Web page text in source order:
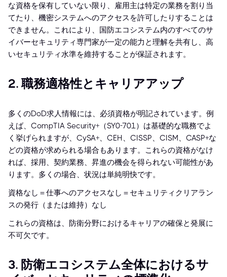
な資格を保有していない限り、雇用主は特定の業務を割り当
てたり、機密システムへのアクセスを許可したりすることは
できません。これにより、国防エコシステム内のすべてのサ
イバーセキュリティ専門家が一定の能力と理解を共有し、高
いセキュリティ水準を維持することが保証されます。
2. 職務適格性とキャリアアップ
多くのDoD求人情報には、必須資格が明記されています。例
えば、CompTIA Security+（SY0-701）は基礎的な職務でよ
く挙げられますが、CySA+、CEH、CISSP、CISM、CASP+な
どの資格が求められる場合もあります。これらの資格がなけ
れば、採用、契約業務、昇進の機会を得られない可能性があ
ります。多くの場合、状況は単純明快です。
資格なし＝仕事へのアクセスなし＝セキュリティクリアラン
スの発行（または維持）なし
これらの資格は、防衛分野におけるキャリアの確保と発展に
不可欠です。
3. 防衛エコシステム全体におけるサ